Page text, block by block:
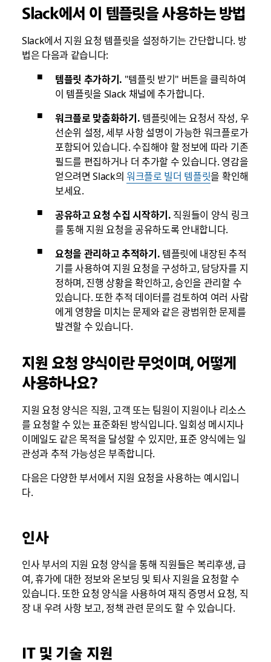
Slack에서 이 템플릿을 사용하는 방법
Slack에서 지원 요청 템플릿을 설정하기는 간단합니다. 방
법은 다음과 같습니다:
템플릿 추가하기. "템플릿 받기" 버튼을 클릭하여
이 템플릿을 Slack 채널에 추가합니다.
워크플로 맞춤화하기. 템플릿에는 요청서 작성, 우
선순위 설정, 세부 사항 설명이 가능한 워크플로가
포함되어 있습니다. 수집해야 할 정보에 따라 기존
필드를 편집하거나 더 추가할 수 있습니다. 영감을
얻으려면 Slack의 워크플로 빌더 템플릿을 확인해
보세요.
공유하고 요청 수집 시작하기. 직원들이 양식 링크
를 통해 지원 요청을 공유하도록 안내합니다.
요청을 관리하고 추적하기. 템플릿에 내장된 추적
기를 사용하여 지원 요청을 구성하고, 담당자를 지
정하며, 진행 상황을 확인하고, 승인을 관리할 수
있습니다. 또한 추적 데이터를 검토하여 여러 사람
에게 영향을 미치는 문제와 같은 광범위한 문제를
발견할 수 있습니다.
지원 요청 양식이란 무엇이며, 어떻게
사용하나요?
지원 요청 양식은 직원, 고객 또는 팀원이 지원이나 리소스
를 요청할 수 있는 표준화된 방식입니다. 일회성 메시지나
이메일도 같은 목적을 달성할 수 있지만, 표준 양식에는 일
관성과 추적 가능성은 부족합니다.
다음은 다양한 부서에서 지원 요청을 사용하는 예시입니
다.
인사
인사 부서의 지원 요청 양식을 통해 직원들은 복리후생, 급
여, 휴가에 대한 정보와 온보딩 및 퇴사 지원을 요청할 수
있습니다. 또한 요청 양식을 사용하여 재직 증명서 요청, 직
장 내 우려 사항 보고, 정책 관련 문의도 할 수 있습니다.
IT 및 기술 지원